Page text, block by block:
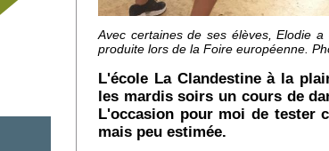
Avec certaines de ses élèves, Elodie
produite lors de la Foire européenne.
L'école La Clandestine à la
les mardis soirs un cours de
L'occasion pour moi de tester
mais peu estimée.